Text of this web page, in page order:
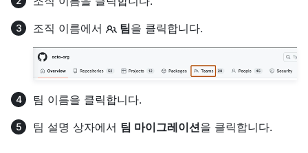
조직 이름에서
팀을 클릭합니다.
팀 이름을 클릭합니다.
팀 설명 상자에서 팀 마이그레이션을 클릭합니다.